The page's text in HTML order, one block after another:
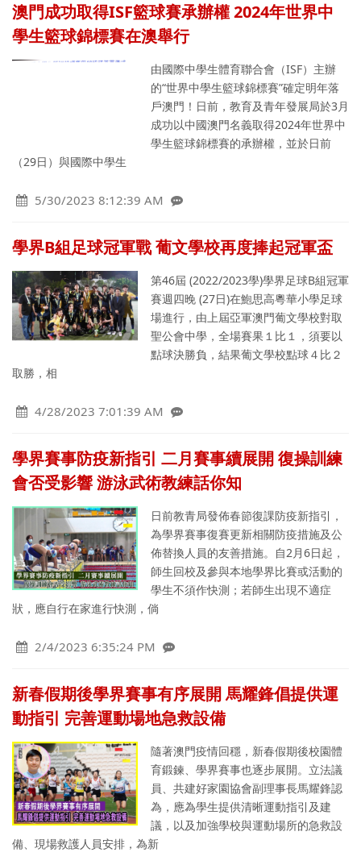
澳門成功取得ISF籃球賽承辦權 2024年世界中
學生籃球錦標賽在澳舉行
由國際中學生體育聯合會（ISF）主辦
的“世界中學生籃球錦標賽”確定明年落
戶澳門！日前，教育及青年發展局於3月
成功以中國澳門名義取得2024年世界中
學生籃球錦標賽的承辦權，並於日前
（29日）與國際中學生
5/30/2023 8:12:39 AM
學界B組足球冠軍戰 葡文學校再度捧起冠軍盃
第46屆 (2022/2023學)學界足球B組冠軍
賽週四晚 (27日)在鮑思高粵華小學足球
場進行，由上屆亞軍澳門葡文學校對取
聖公會中學，全場賽果１比１，須要以
點球決勝負，結果葡文學校點球４比２
取勝，相
4/28/2023 7:01:39 AM
學界賽事防疫新指引 二月賽事續展開 復操訓練
會否受影響 游泳武術教練話你知
日前教青局發佈春節復課防疫新指引，
為學界賽事復賽更新相關防疫措施及公
佈替換人員的友善措施。自2月6日起，
師生回校及參與本地學界比賽或活動的
學生不須作快測；若師生出現不適症
狀，應自行在家進行快測，倘
2/4/2023 6:35:24 PM
新春假期後學界賽事有序展開 馬耀鋒倡提供運
動指引 完善運動場地急救設備
隨著澳門疫情回穩，新春假期後校園體
育鍛鍊、學界賽事也逐步展開。立法議
員、共建好家園協會副理事長馬耀鋒認
為，應為學生提供清晰運動指引及建
議，以及加強學校與運動場所的急救設
備、現場救護人員安排，為新